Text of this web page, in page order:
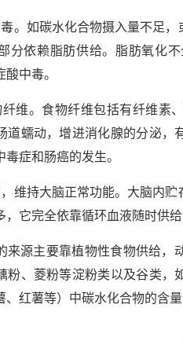
。如碳水化合物摄入量不足
分依赖脂肪供给。脂肪氧化
中毒。
维。食物纤维包括有纤维素
道蠕动，增进消化腺的分泌，
症和肠癌的发生。
维持大脑正常功能。大脑内贮
，它完全依靠循环血液随时供
来源主要靠植物性食物供给，
粉、菱粉等淀粉类以及谷类，
、红薯等）中碳水化合物的含量